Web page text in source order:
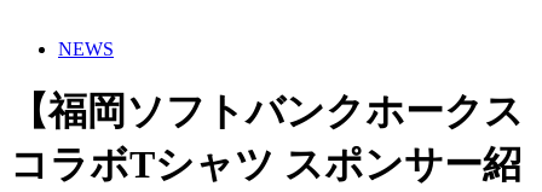
NEWS
【福岡ソフトバンクホークス
コラボTシャツ スポンサー紹